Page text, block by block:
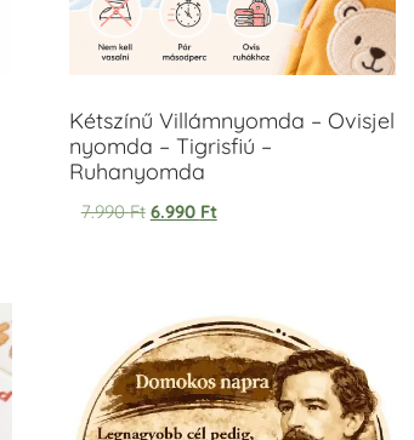
Kétszínű Villámnyomda – Ovisjel
nyomda – Tigrisfiú –
Ruhanyomda
7.990Ft 6.990 Ft